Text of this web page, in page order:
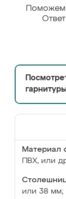
Поможем
гарнитуры
Материал
ПВХ, или
или 38 мм;